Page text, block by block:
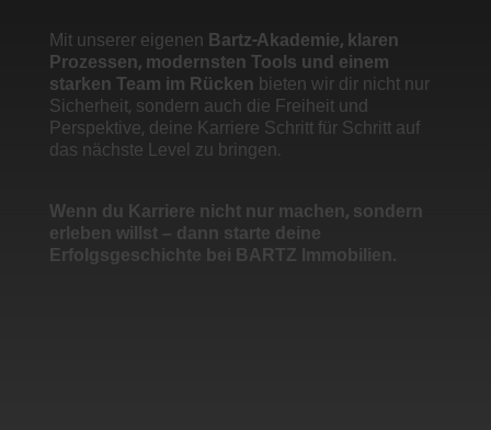
Mit unserer eigenen Bartz-Akademie, klaren
Prozessen, modernsten Tools und einem
starken Team im Rücken bieten wir dir nicht nur
Sicherheit, sondern auch die Freiheit und
Perspektive, deine Karriere Schritt für Schritt auf
das nächste Level zu bringen.
Wenn du Karriere nicht nur machen, sondern
erleben willst – dann starte deine
Erfolgsgeschichte bei BARTZ Immobilien.